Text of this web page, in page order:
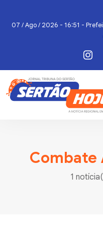
07 / Ago / 2026 - 16:51 -
Combate
1